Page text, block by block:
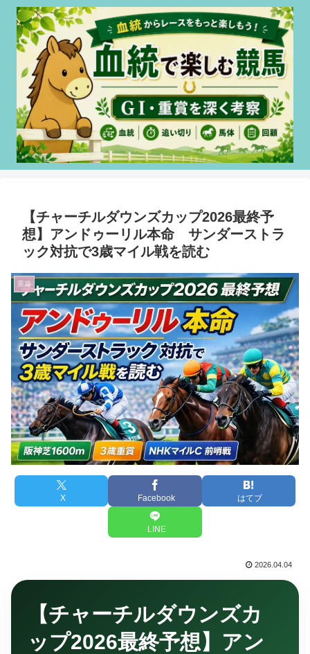
【チャーチルダウンズカップ2026最終予
想】アンドゥーリル本命 サンダーストラ
ック対抗で3歳マイル戦を読む
重賞
X Facebook はてブ
LINE
2026.04.04
【チャーチルダウンズカ
ップ2026最終予想】アン